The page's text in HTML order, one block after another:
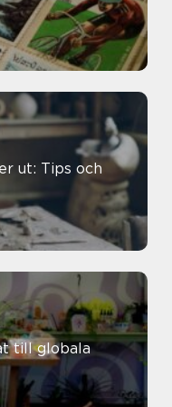
ut: Tips och
till globala